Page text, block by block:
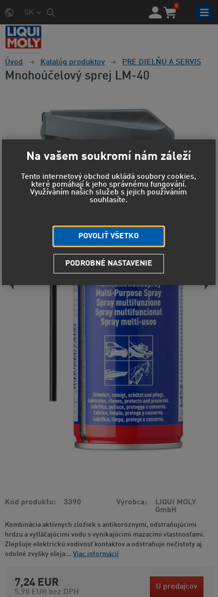
SK
0
Úvod Katalóg produktov PRE DIELŇU A SERVIS
Mnohoúčelový sprej LM-40
Kód produktu 3390 Výrobca
LIQUI MOLY
GmbH
Kombinácia aktívnych zložiek s antikoróznymi, odstraňujúcimi
hrdzu a vytláčajúcimi vodu s vynikajúcimi mazacími vlastnosťami.
Zlepšuje elektrickú vodivosť kontaktov a odstraňuje nečistoty aj
odolné zvyšky oleja... Viac informácií
7,24 EUR
5,98 EUR bez DPH
U predajcov
Na vašem soukromí nám záleží
Tento internetový obchod ukládá soubory cookies,
které pomáhají k jeho správnému fungování.
Využíváním našich služeb s jejich používáním
souhlasíte.
POVOLIŤ VŠETKO
PODROBNÉ NASTAVENIE